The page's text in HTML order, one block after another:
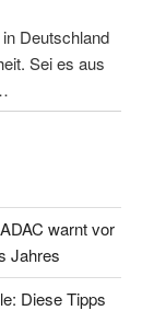
Deutschland
Sei es aus
warnt vor
Jahres
Diese Tipps